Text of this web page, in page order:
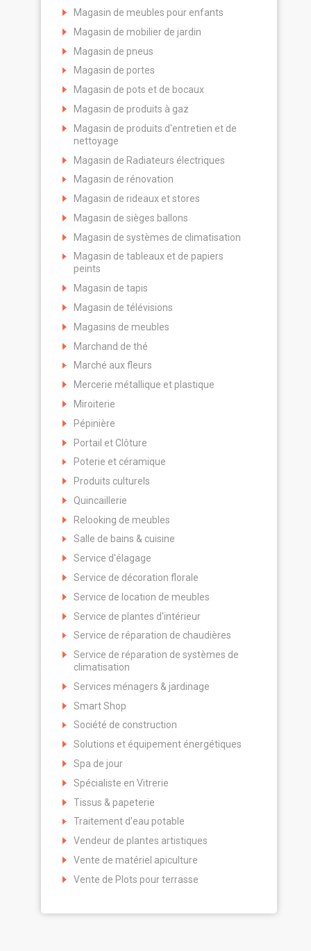
Magasin de meubles pour enfants
Magasin de mobilier de jardin
Magasin de pneus
Magasin de portes
Magasin de pots et de bocaux
Magasin de produits à gaz
Magasin de produits d'entretien et de
nettoyage
Magasin de Radiateurs électriques
Magasin de rénovation
Magasin de rideaux et stores
Magasin de sièges ballons
Magasin de systèmes de climatisation
Magasin de tableaux et de papiers
peints
Magasin de tapis
Magasin de télévisions
Magasins de meubles
Marchand de thé
Marché aux fleurs
Mercerie métallique et plastique
Miroiterie
Pépinière
Portail et Clôture
Poterie et céramique
Produits culturels
Quincaillerie
Relooking de meubles
Salle de bains & cuisine
Service d'élagage
Service de décoration florale
Service de location de meubles
Service de plantes d'intérieur
Service de réparation de chaudières
Service de réparation de systèmes de
climatisation
Services ménagers & jardinage
Smart Shop
Société de construction
Solutions et équipement énergétiques
Spa de jour
Spécialiste en Vitrerie
Tissus & papeterie
Traitement d'eau potable
Vendeur de plantes artistiques
Vente de matériel apiculture
Vente de Plots pour terrasse